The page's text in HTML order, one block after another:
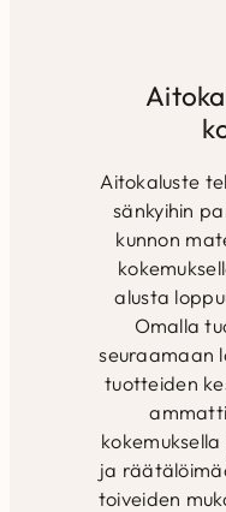
Aitokaluste
sänkyihin
kunnon
alusta
Omalla
seuraamaan
tuotteiden
ja
toiveiden